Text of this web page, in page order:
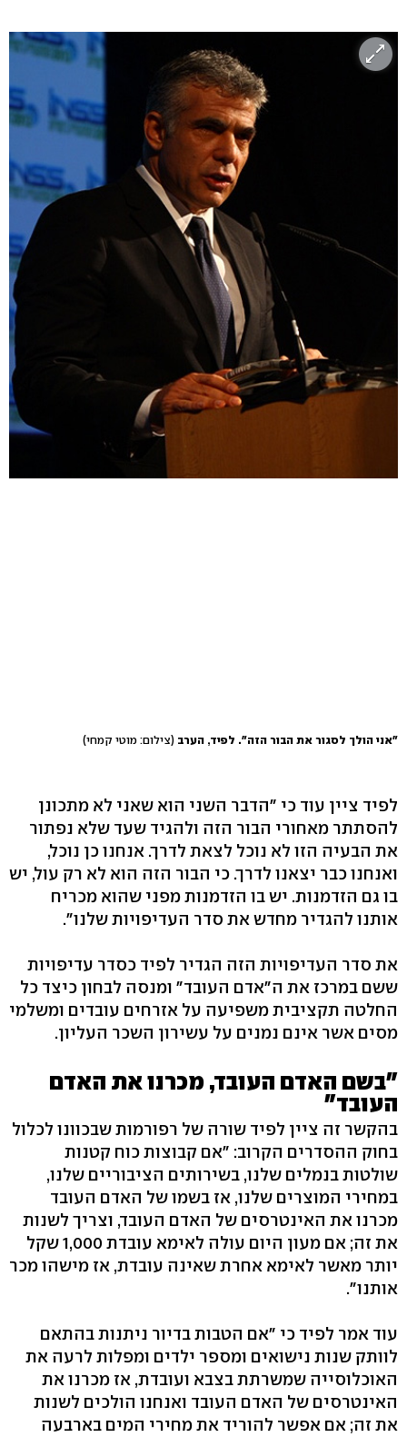
"אני הולך לסגור את הבור הזה". לפיד, הערב (צילום: מוטי קמחי)
לפיד ציין עוד כי "הדבר השני הוא שאני לא מתכונן
להסתתר מאחורי הבור הזה ולהגיד שעד שלא נפתור
את הבעיה הזו לא נוכל לצאת לדרך. אנחנו כן נוכל,
ואנחנו כבר יצאנו לדרך. כי הבור הזה הוא לא רק עול, יש
בו גם הזדמנות. יש בו הזדמנות מפני שהוא מכריח
אותנו להגדיר מחדש את סדר העדיפויות שלנו".
את סדר העדיפויות הזה הגדיר לפיד כסדר עדיפויות
ששם במרכז את ה"אדם העובד" ומנסה לבחון כיצד כל
החלטה תקציבית משפיעה על אזרחים עובדים ומשלמי
מסים אשר אינם נמנים על עשירון השכר העליון.
"בשם האדם העובד, מכרנו את האדם
העובד"
בהקשר זה ציין לפיד שורה של רפורמות שבכוונו לכלול
בחוק ההסדרים הקרוב: "אם קבוצות כוח קטנות
שולטות בנמלים שלנו, בשירותים הציבוריים שלנו,
במחירי המוצרים שלנו, אז בשמו של האדם העובד
מכרנו את האינטרסים של האדם העובד, וצריך לשנות
את זה; אם מעון היום עולה לאימא עובדת 1,000 שקל
יותר מאשר לאימא אחרת שאינה עובדת, אז מישהו מכר
אותנו".
עוד אמר לפיד כי "אם הטבות בדיור ניתנות בהתאם
לוותק שנות נישואים ומספר ילדים ומפלות לרעה את
האוכלוסייה שמשרתת בצבא ועובדת, אז מכרנו את
האינטרסים של האדם העובד ואנחנו הולכים לשנות
את זה; אם אפשר להוריד את מחירי המים בארבעה